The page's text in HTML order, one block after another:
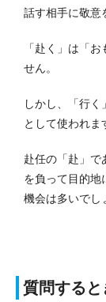
話す相手に敬意
「赴く」は「
せん。
しかし、「行
として使われま
赴任の「赴」で
を負って目的地
機会は多いでし
質問する